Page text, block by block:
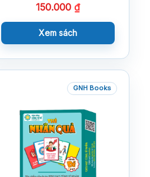
150.000₫
Xem sách
GNH Books